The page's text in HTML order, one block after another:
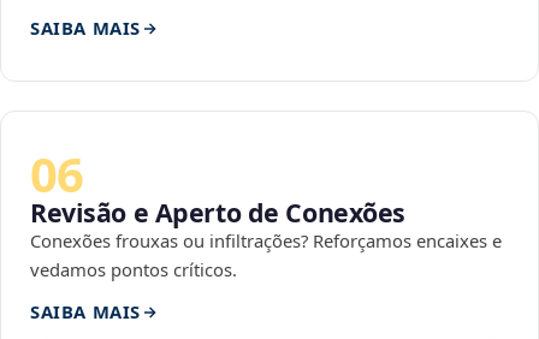
SAIBA MAIS
06
Revisão e Aperto de Conexões
Conexões frouxas ou infiltrações? Reforçamos encaixes e
vedamos pontos críticos.
SAIBA MAIS